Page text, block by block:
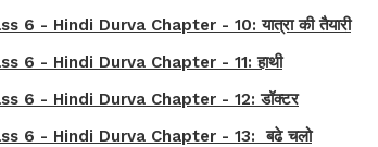
6 - Hindi Durva Chapter - 10: यात्रा की तैयारी
6 - Hindi Durva Chapter - 11: हाथी
6 - Hindi Durva Chapter - 12: डॉक्टर
6 - Hindi Durva Chapter - 13: बढे चलो